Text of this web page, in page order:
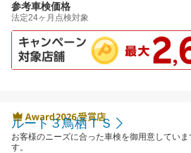
参考車検価格
法定24ヶ月点検対象
ルート３鳥栖ＴＳ
お客様のニーズに合った車検を御用意してい
す。